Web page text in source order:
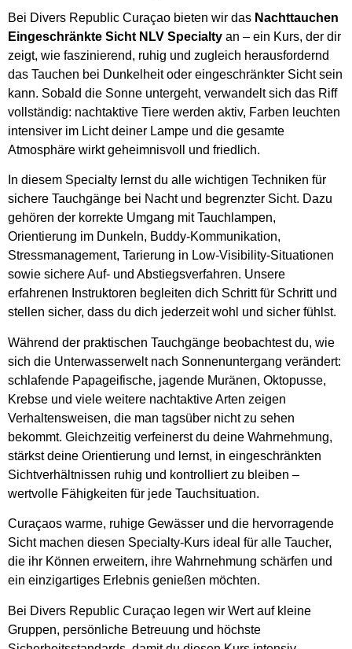
Bei Divers Republic Curaçao bieten wir das Nachttauchen
Eingeschränkte Sicht NLV Specialty an – ein Kurs, der dir
zeigt, wie faszinierend, ruhig und zugleich herausfordernd
das Tauchen bei Dunkelheit oder eingeschränkter Sicht sein
kann. Sobald die Sonne untergeht, verwandelt sich das Riff
vollständig: nachtaktive Tiere werden aktiv, Farben leuchten
intensiver im Licht deiner Lampe und die gesamte
Atmosphäre wirkt geheimnisvoll und friedlich.
In diesem Specialty lernst du alle wichtigen Techniken für
sichere Tauchgänge bei Nacht und begrenzter Sicht. Dazu
gehören der korrekte Umgang mit Tauchlampen,
Orientierung im Dunkeln, Buddy-Kommunikation,
Stressmanagement, Tarierung in Low-Visibility-Situationen
sowie sichere Auf- und Abstiegsverfahren. Unsere
erfahrenen Instruktoren begleiten dich Schritt für Schritt und
stellen sicher, dass du dich jederzeit wohl und sicher fühlst.
Während der praktischen Tauchgänge beobachtest du, wie
sich die Unterwasserwelt nach Sonnenuntergang verändert:
schlafende Papageifische, jagende Muränen, Oktopusse,
Krebse und viele weitere nachtaktive Arten zeigen
Verhaltensweisen, die man tagsüber nicht zu sehen
bekommt. Gleichzeitig verfeinerst du deine Wahrnehmung,
stärkst deine Orientierung und lernst, in eingeschränkten
Sichtverhältnissen ruhig und kontrolliert zu bleiben –
wertvolle Fähigkeiten für jede Tauchsituation.
Curaçaos warme, ruhige Gewässer und die hervorragende
Sicht machen diesen Specialty-Kurs ideal für alle Taucher,
die ihr Können erweitern, ihre Wahrnehmung schärfen und
ein einzigartiges Erlebnis genießen möchten.
Bei Divers Republic Curaçao legen wir Wert auf kleine
Gruppen, persönliche Betreuung und höchste